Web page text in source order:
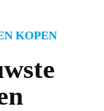
KOPEN